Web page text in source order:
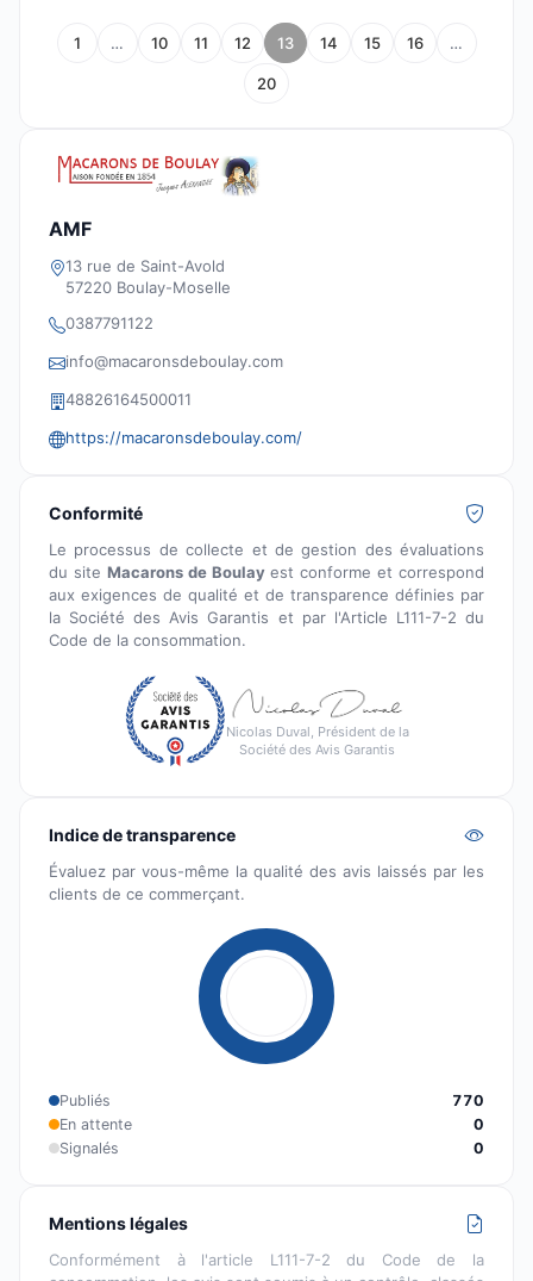
1 … 10 11 12 13 14 15 16 …
20
AMF
13 rue de Saint-Avold
57220 Boulay-Moselle
0387791122
info@macaronsdeboulay.com
48826164500011
https://macaronsdeboulay.com/
Conformité
Le processus de collecte et de gestion des évaluations
du site Macarons de Boulayest conforme et correspond
aux exigences de qualité et de transparence définies par
la Société des Avis Garantis et par l'Article L111-7-2 du
Code de la consommation.
Nicolas Duval, Président de la
Société des Avis Garantis
Indice de transparence
Évaluez par vous-même la qualité des avis laissés par les
clients de ce commerçant.
Publiés
770
En attente
0
Signalés
0
Mentions légales
Conformément à l'article L111-7-2 du Code de la